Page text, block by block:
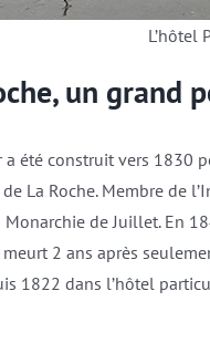
L’hôtel
un grand
été construit vers 1830
La Roche. Membre de
Monarchie de Juillet. En
2 ans après
1822 dans l’hôtel